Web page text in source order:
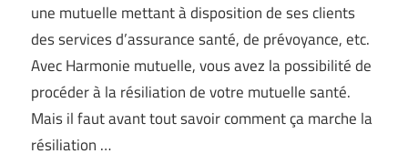
une mutuelle mettant à disposition de ses clients
des services d’assurance santé, de prévoyance, etc.
Avec Harmonie mutuelle, vous avez la possibilité de
procéder à la résiliation de votre mutuelle santé.
Mais il faut avant tout savoir comment ça marche la
résiliation …